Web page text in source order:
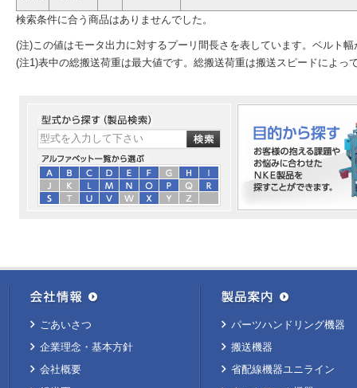
検索条件に合う商品はありませんでした。
(注)この値はモータ出力に対するプーリ間長さを表しています。ベルト
(注1)表中の総搬送荷重は最大値です。総搬送荷重は搬送スピードによっ
ごあいさつ
企業理念・基本方針
会社概要
パーツハンドリング機器
搬送機器
省配線機器ユニライン